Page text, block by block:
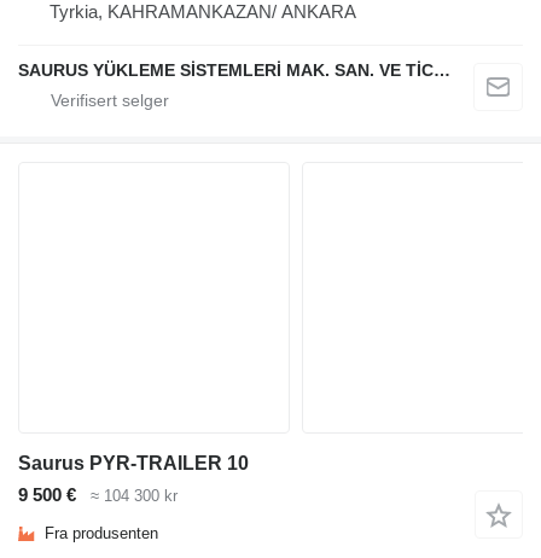
Tyrkia, KAHRAMANKAZAN/ ANKARA
SAURUS YÜKLEME SİSTEMLERİ MAK. SAN. VE TİC. LTD. ŞTİ.
Saurus PYR-TRAILER 10
9 500 €
≈ 104 300 kr
Fra produsenten